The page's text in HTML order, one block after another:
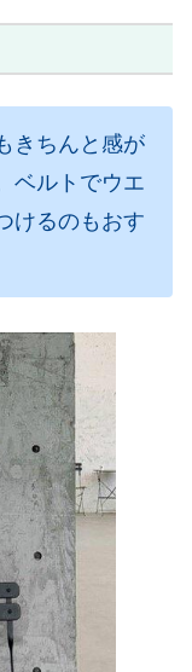
きちんと感が
ベルトでウエ
けるのもおす